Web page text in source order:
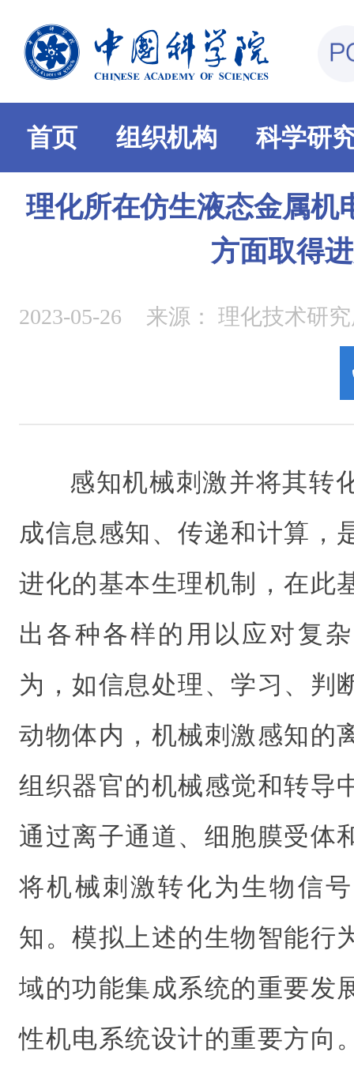
首页 组织机构 科学研
理化所在仿生液态金属机
方面取得
2023-05-26 来源： 理化技术研
感知机械刺激并将其转
成信息感知、传递和计算，
进化的基本生理机制，在此
出各种各样的用以应对复
为，如信息处理、学习、判
动物体内，机械刺激感知的
组织器官的机械感觉和转导
通过离子通道、细胞膜受体
将机械刺激转化为生物信
知。模拟上述的生物智能行
域的功能集成系统的重要发
性机电系统设计的重要方向